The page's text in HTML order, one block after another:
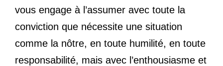
vous engage à l’assumer avec toute la
conviction que nécessite une situation
comme la nôtre, en toute humilité, en toute
responsabilité, mais avec l’enthousiasme et